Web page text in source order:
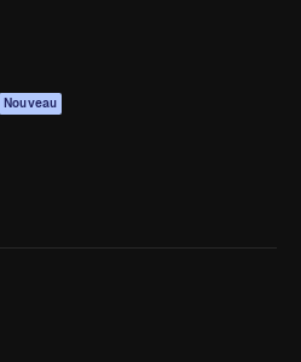
Nouveau